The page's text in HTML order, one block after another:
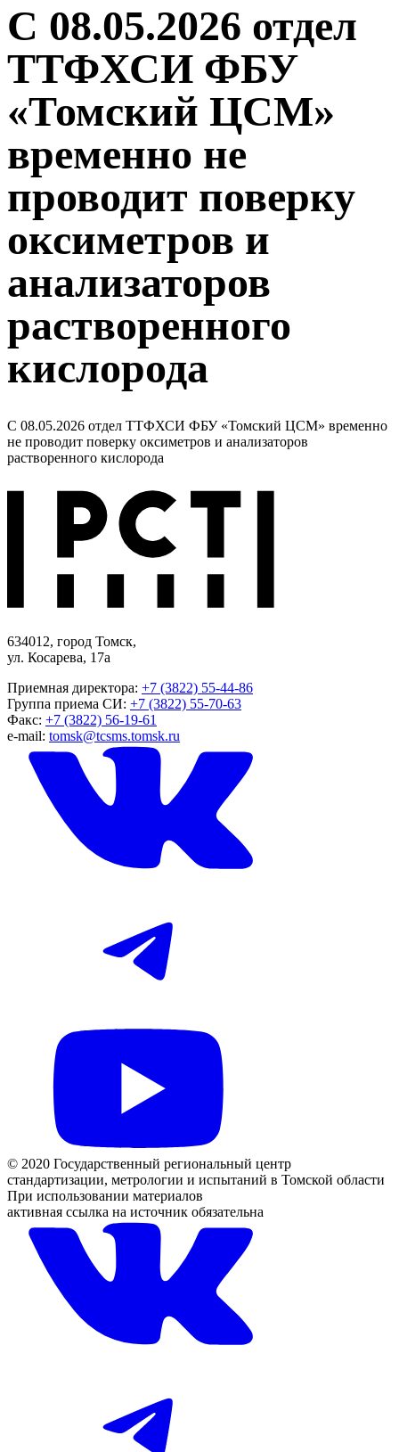
С 08.05.2026 отдел
ТТФХСИ ФБУ
«Томский ЦСМ»
временно не
проводит поверку
оксиметров и
анализаторов
растворенного
кислорода
С 08.05.2026 отдел ТТФХСИ ФБУ «Томский ЦСМ» временно
не проводит поверку оксиметров и анализаторов
растворенного кислорода
634012, город Томск,
ул. Косарева, 17а
Приемная директора: +7 (3822) 55-44-86
Группа приема СИ: +7 (3822) 55-70-63
Факс: +7 (3822) 56-19-61
e-mail: tomsk@tcsms.tomsk.ru
© 2020 Государственный региональный центр
стандартизации, метрологии и испытаний в Томской области
При использовании материалов
активная ссылка на источник обязательна